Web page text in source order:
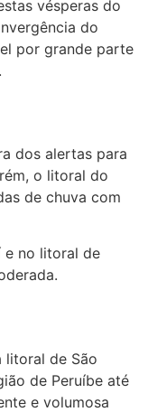
vésperas do
do
por grande parte
dos alertas para
o litoral do
de chuva com
e no litoral de
litoral de São
de Peruíbe até
e volumosa